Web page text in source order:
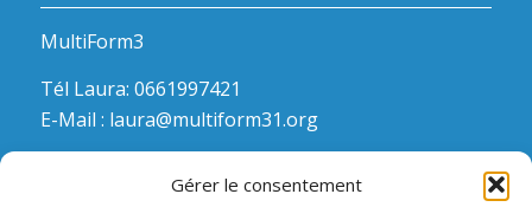
Gérer le consentement
MultiForm3
Tél Laura: 0661997421
E-Mail : laura@multiform31.org